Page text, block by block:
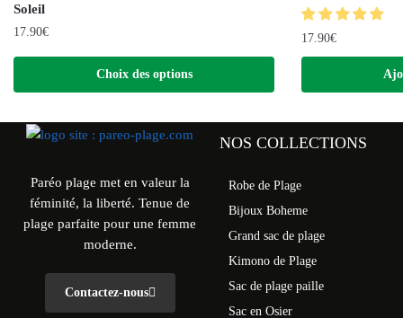
Soleil
17.90€
Choix des options
17.90€
Paréo plage met en valeur la
féminité, la liberté. Tenue de
plage parfaite pour une femme
moderne.
Contactez-nous
NOS COLLECTIONS
Robe de Plage
Bijoux Boheme
Grand sac de plage
Kimono de Plage
Sac de plage paille
Sac en Osier